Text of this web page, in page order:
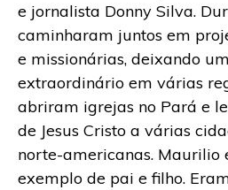
e jornalista Donny Silva.
caminharam juntos em
e missionárias, deixando
extraordinário em várias
abriram igrejas no Pará e
de Jesus Cristo a várias
norte-americanas. Maurilio
exemplo de pai e filho.